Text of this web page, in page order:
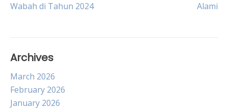
navigation
Wabah di Tahun 2024
Alami
Archives
March 2026
February 2026
January 2026